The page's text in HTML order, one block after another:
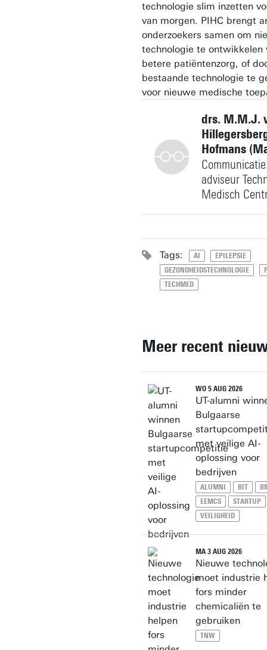
technologie slim inzetten
van morgen. PIHC brengt
onderzoekers samen om
technologie te ontwikkelen
betere patiëntenzorg, of
bestaande technologie te
voor nieuwe medische
drs. M.M.J.
Hofmans
Communicatie
adviseur
Medisch
Gebouw: Spiegel Tuin
Tags: AI
EPILEPSIE
GEZONDHEIDSTECHNOLOGIE
TECHMED
Meer recent
WO 5 AUG 2026
UT-alumni
Bulgaarse
met veilige AI-
oplossing voor
bedrijven
ALUMNI BIT
EEMCS
STARTUP
VEILIGHEID
MA 3 AUG 2026
Nieuwe
moet industrie
fors minder
chemicaliën te
gebruiken
TNW